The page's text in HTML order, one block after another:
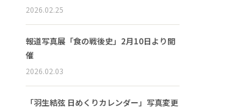
2026.02.25
報道写真展「食の戦後史」2月10日より開
催
2026.02.03
「羽生結弦 日めくりカレンダー」写真変更